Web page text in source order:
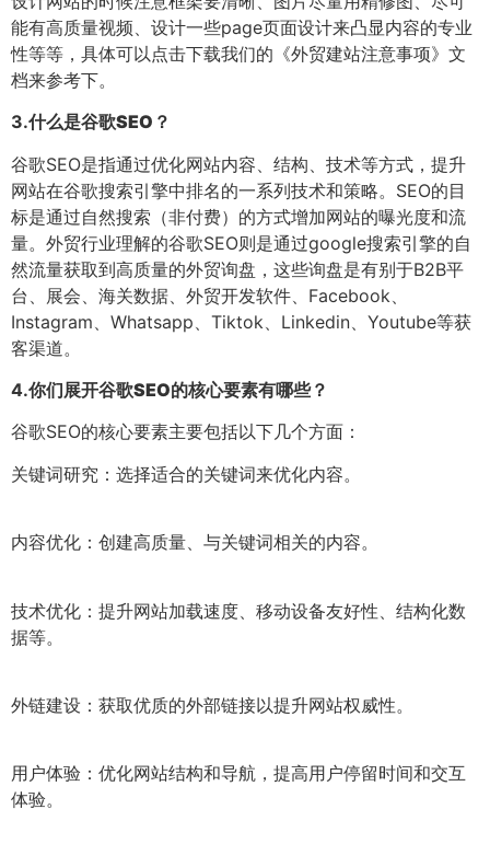
能有高质量视频、设计一些page页面设计来凸显内容的专业
性等等，具体可以点击下载我们的《外贸建站注意事项》文
档来参考下。
3.什么是谷歌SEO？
谷歌SEO是指通过优化网站内容、结构、技术等方式，提升
网站在谷歌搜索引擎中排名的一系列技术和策略。SEO的目
标是通过自然搜索（非付费）的方式增加网站的曝光度和流
量。外贸行业理解的谷歌SEO则是通过google搜索引擎的自
然流量获取到高质量的外贸询盘，这些询盘是有别于B2B平
台、展会、海关数据、外贸开发软件、Facebook、
Instagram、Whatsapp、Tiktok、Linkedin、Youtube等获
客渠道。
4.你们展开谷歌SEO的核心要素有哪些？
谷歌SEO的核心要素主要包括以下几个方面：
关键词研究：选择适合的关键词来优化内容。
内容优化：创建高质量、与关键词相关的内容。
技术优化：提升网站加载速度、移动设备友好性、结构化数
据等。
外链建设：获取优质的外部链接以提升网站权威性。
用户体验：优化网站结构和导航，提高用户停留时间和交互
体验。